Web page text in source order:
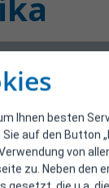
Ihnen besten
auf den Button
von
zu. Neben den